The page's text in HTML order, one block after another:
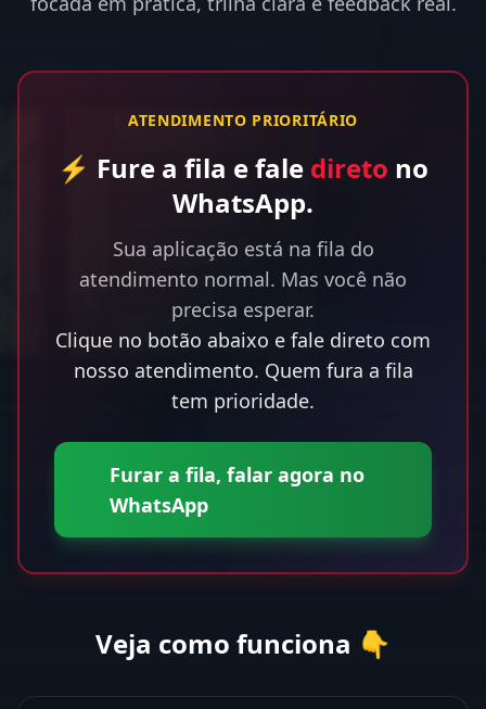
ATENDIMENTO PRIORITÁRIO
⚡ Fure a fila e fale direto no
WhatsApp.
Sua aplicação está na fila do
atendimento normal. Mas você não
precisa esperar.
Clique no botão abaixo e fale direto com
nosso atendimento. Quem fura a fila
tem prioridade.
Furar a fila, falar agora no
WhatsApp
Veja como funciona 👇